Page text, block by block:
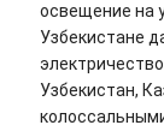
освещение на
Узбекистане
Узбекистан,